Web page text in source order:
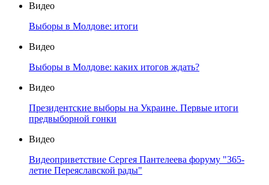
Видео
Выборы в Молдове: итоги
Видео
Выборы в Молдове: каких итогов ждать?
Видео
Президентские выборы на Украине. Первые итоги
предвыборной гонки
Видео
Видеоприветствие Сергея Пантелеева форуму "365-
летие Переяславской рады"